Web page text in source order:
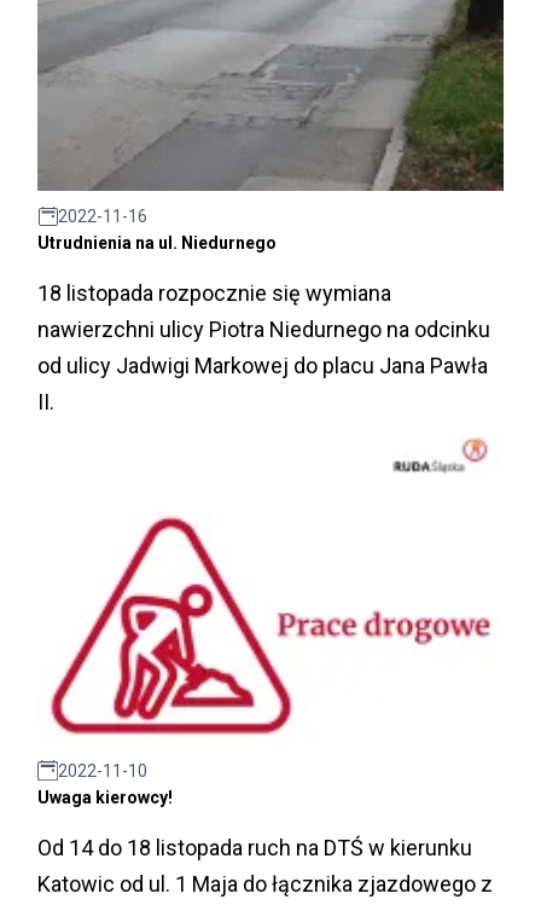
2022-11-16
Utrudnienia na ul. Niedurnego
18 listopada rozpocznie się wymiana
nawierzchni ulicy Piotra Niedurnego na odcinku
od ulicy Jadwigi Markowej do placu Jana Pawła
II.
2022-11-10
Uwaga kierowcy!
Od 14 do 18 listopada ruch na DTŚ w kierunku
Katowic od ul. 1 Maja do łącznika zjazdowego z